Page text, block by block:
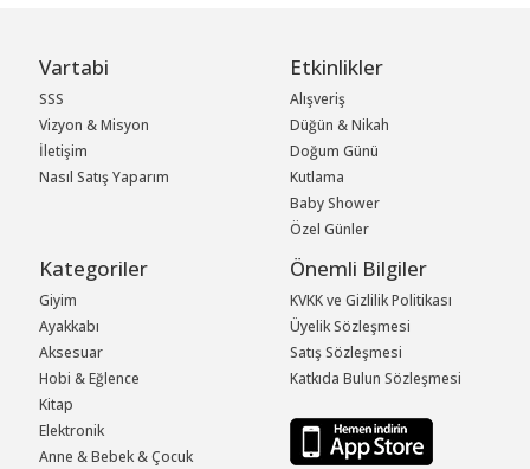
Vartabi
SSS
Vizyon & Misyon
İletişim
Nasıl Satış Yaparım
Etkinlikler
Alışveriş
Düğün & Nikah
Doğum Günü
Kutlama
Baby Shower
Özel Günler
Kategoriler
Giyim
Ayakkabı
Aksesuar
Hobi & Eğlence
Kitap
Elektronik
Anne & Bebek & Çocuk
Önemli Bilgiler
KVKK ve Gizlilik Politikası
Üyelik Sözleşmesi
Satış Sözleşmesi
Katkıda Bulun Sözleşmesi